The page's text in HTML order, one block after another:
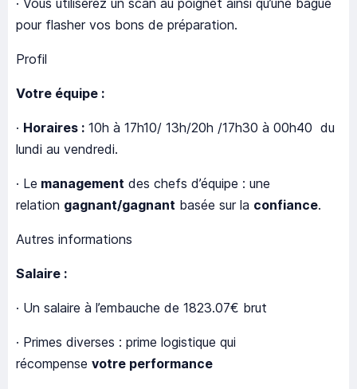
· Vous utiliserez un scan au poignet ainsi qu’une bague
pour flasher vos bons de préparation.
Profil
Votre équipe :
· Horaires : 10h à 17h10/ 13h/20h /17h30 à 00h40 du
lundi au vendredi.
· Le management des chefs d’équipe : une
relation gagnant/gagnant basée sur la confiance.
Autres informations
Salaire :
· Un salaire à l’embauche de 1823.07€ brut
· Primes diverses : prime logistique qui
récompense votre performance